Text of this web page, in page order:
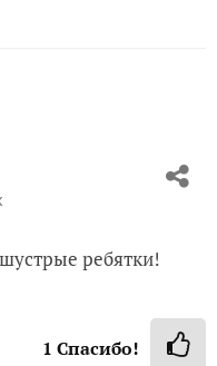
ребятки!
1 Спасибо!